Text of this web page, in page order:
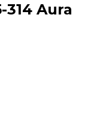
314 Aura